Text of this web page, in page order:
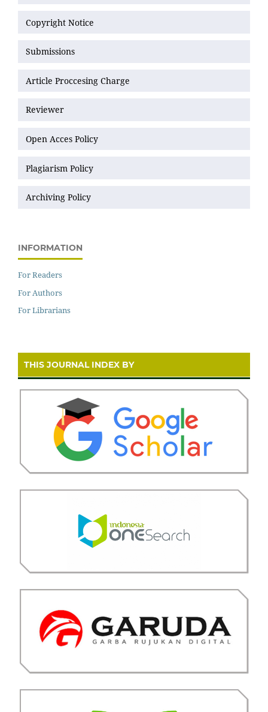
Copyright Notice
Submissions
Article Proccesing Charge
Reviewer
Open Acces Policy
Plagiarism Policy
Archiving Policy
INFORMATION
For Readers
For Authors
For Librarians
THIS JOURNAL INDEX BY